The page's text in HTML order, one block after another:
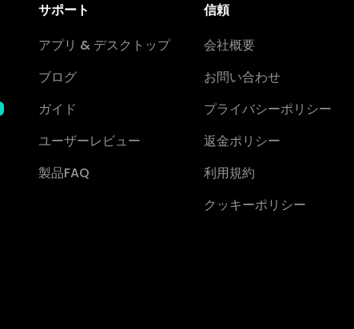
サポート
アプリ & デスクトップ
ブログ
ガイド
ユーザーレビュー
製品FAQ
信頼
会社概要
お問い合わせ
プライバシーポリシー
返金ポリシー
利用規約
クッキーポリシー